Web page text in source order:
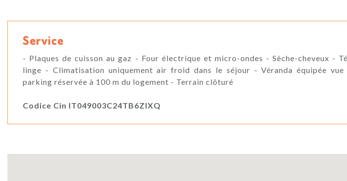
Service
- Plaques de cuisson au gaz - Four électrique et micro-ondes - Sèche-cheveux -
linge - Climatisation uniquement air froid dans le séjour - Véranda équipée
parking réservée à 100 m du logement - Terrain clôturé
Codice Cin IT049003C24TB6ZIXQ